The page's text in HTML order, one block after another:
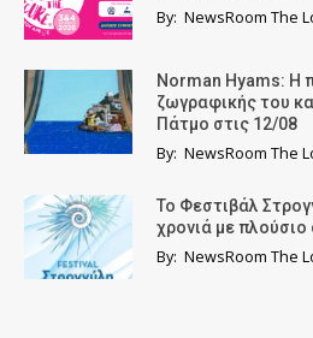
By: NewsRoom The
Norman Hyams: Η
ζωγραφικής του
Πάτμο στις 12/08
By: NewsRoom The
Το Φεστιβάλ
χρονιά με
By: NewsRoom The